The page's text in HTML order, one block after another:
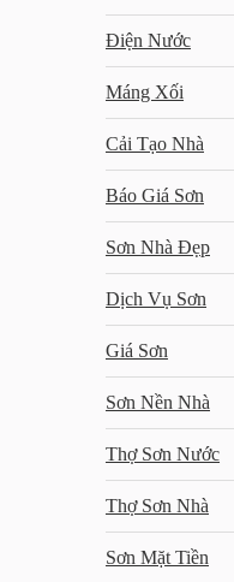
Điện Nước
Máng Xối
Cải Tạo Nhà
Báo Giá Sơn
Sơn Nhà Đẹp
Dịch Vụ Sơn
Giá Sơn
Sơn Nền Nhà
Thợ Sơn Nước
Thợ Sơn Nhà
Sơn Mặt Tiền